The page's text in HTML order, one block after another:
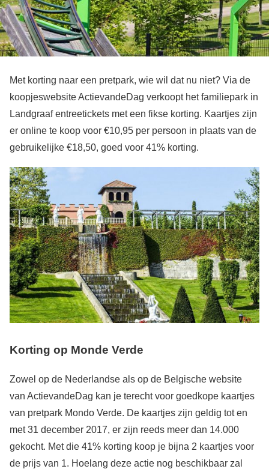
Met korting naar een pretpark, wie wil dat nu niet? Via de
koopjeswebsite ActievandeDag verkoopt het familiepark in
Landgraaf entreetickets met een fikse korting. Kaartjes zijn
er online te koop voor €10,95 per persoon in plaats van de
gebruikelijke €18,50, goed voor 41% korting.
Korting op Monde Verde
Zowel op de Nederlandse als op de Belgische website
van ActievandeDag kan je terecht voor goedkope kaartjes
van pretpark Mondo Verde. De kaartjes zijn geldig tot en
met 31 december 2017, er zijn reeds meer dan 14.000
gekocht. Met die 41% korting koop je bijna 2 kaartjes voor
de prijs van 1. Hoelang deze actie nog beschikbaar zal